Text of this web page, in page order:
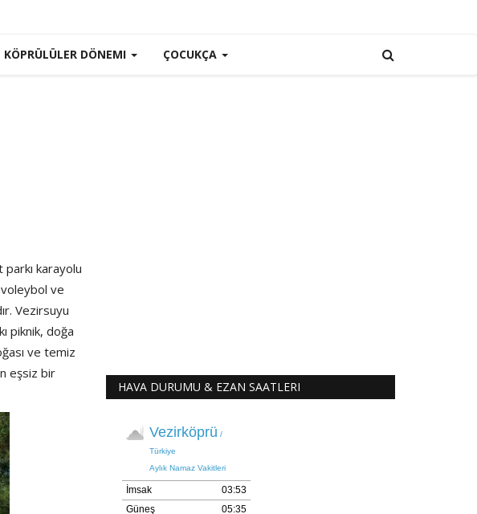
KÖPRÜLÜLER DÖNEMI ÇOCUKÇA
karayolu
voleybol ve
Vezirsuyu
piknik, doğa
ve temiz
eşsiz bir
HAVA DURUMU & EZAN SAATLERI